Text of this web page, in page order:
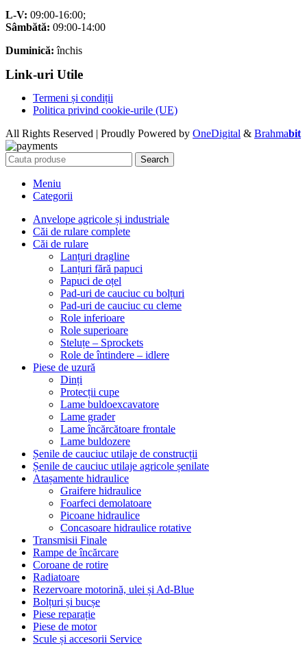
L-V: 09:00-16:00;
Sâmbătă: 09:00-14:00
Duminică: închis
Link-uri Utile
Termeni și condiții
Politica privind cookie-urile (UE)
All Rights Reserved | Proudly Powered by OneDigital & Brahmabit
Search
Meniu
Categorii
Anvelope agricole și industriale
Căi de rulare complete
Căi de rulare
Lanțuri dragline
Lanțuri fără papuci
Papuci de oțel
Pad-uri de cauciuc cu bolțuri
Pad-uri de cauciuc cu cleme
Role inferioare
Role superioare
Steluțe – Sprockets
Role de întindere – idlere
Piese de uzură
Dinți
Protecții cupe
Lame buldoexcavatore
Lame grader
Lame încărcătoare frontale
Lame buldozere
Șenile de cauciuc utilaje de construcții
Șenile de cauciuc utilaje agricole șenilate
Atașamente hidraulice
Graifere hidraulice
Foarfeci demolatoare
Picoane hidraulice
Concasoare hidraulice rotative
Transmisii Finale
Rampe de încărcare
Coroane de rotire
Radiatoare
Rezervoare motorină, ulei și Ad-Blue
Bolțuri și bucșe
Piese reparație
Piese de motor
Scule și accesorii Service